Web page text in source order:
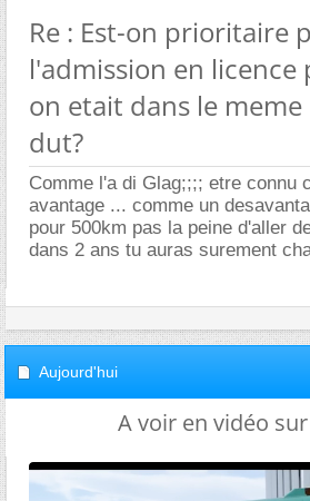
Re : Est-on prioritaire
l'admission en licence
on etait dans le
dut?
Comme l'a di Glag;;;; etre connu
avantage ... comme un
pour 500km pas la peine d'aller
dans 2 ans tu auras surement
Aujourd'hui
A voir en vidéo